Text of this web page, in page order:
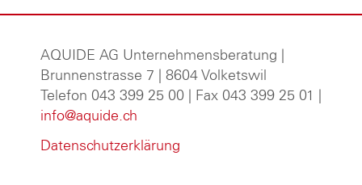
AQUIDE AG Unternehmensberatung
Brunnenstrasse 7 | 8604 Volketswil
Telefon 043 399 25 00 | Fax 043 399 25 01 |
info@aquide.ch
Datenschutzerklärung